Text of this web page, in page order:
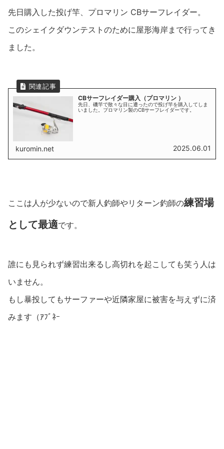
先日購入した投げ竿、プロマリン CBサーフレイダー。
このシェイクダウンテストのために屋形海岸まで行ってき
ました。
CBサーフレイダー購入（プロマリン ）
先日、磯竿で散々な目に遭ったので投げ竿を購入してしま
いました。プロマリン製のCBサーフレイダーです。
kuromin.net 2025.06.01
ここは人が少ないので新人釣師やリターン釣師の練習場
として最適です。
誰にも見られず練習出来るし高切れを起こしても笑う人は
いません。
もし暴投してもサーファーや近隣家屋に被害を与えずに済
みます（ｱﾌﾞﾈｰ